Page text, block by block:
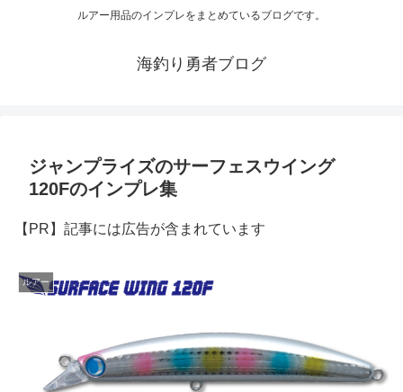
ルアー用品のインプレをまとめているブログです。
海釣り勇者ブログ
ジャンプライズのサーフェスウイング
120Fのインプレ集
【PR】記事には広告が含まれています
ルアー